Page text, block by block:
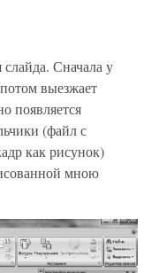
Сначала у
выезжает
появляется
(файл с
как рисунок)
мною